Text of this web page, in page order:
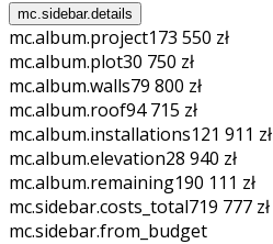
mc.sidebar.details
mc.album.project173 550 zł
mc.album.plot30 750 zł
mc.album.walls79 800 zł
mc.album.roof94 715 zł
mc.album.installations121 911 zł
mc.album.elevation28 940 zł
mc.album.remaining190 111 zł
mc.sidebar.costs_total719 777 zł
mc.sidebar.from_budget